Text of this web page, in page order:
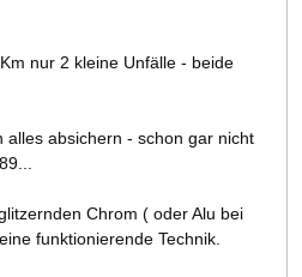
nur 2 kleine Unfälle - beide
alles absichern - schon gar nicht
Chrom ( oder Alu bei
funktionierende Technik.